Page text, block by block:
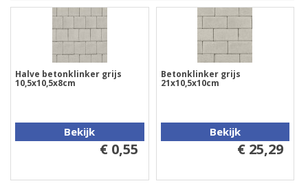
Halve betonklinker grijs
10,5x10,5x8cm
Bekijk
€ 0,55
Betonklinker grijs
21x10,5x10cm
Bekijk
€ 25,29